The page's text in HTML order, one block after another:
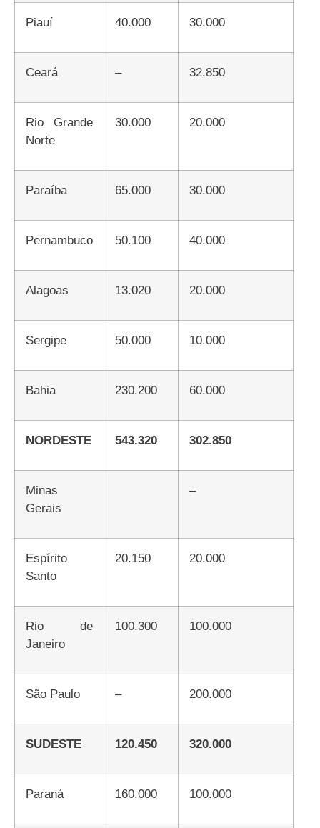
Piauí 40.000 30.000
Ceará – 32.850
Rio Grande
Norte
30.000 20.000
Paraíba 65.000 30.000
Pernambuco 50.100 40.000
Alagoas 13.020 20.000
Sergipe 50.000 10.000
Bahia 230.200 60.000
NORDESTE 543.320 302.850
Minas
Gerais
–
Espírito
Santo
20.150 20.000
Rio de
Janeiro
100.300 100.000
São Paulo – 200.000
SUDESTE 120.450 320.000
Paraná 160.000 100.000